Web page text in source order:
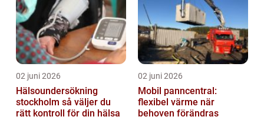
02 juni 2026
Hälsoundersökning
stockholm så väljer du
rätt kontroll för din hälsa
02 juni 2026
Mobil panncentral:
flexibel värme när
behoven förändras